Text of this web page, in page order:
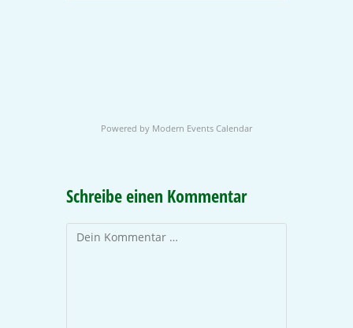
Powered by Modern Events Calendar
Schreibe einen Kommentar